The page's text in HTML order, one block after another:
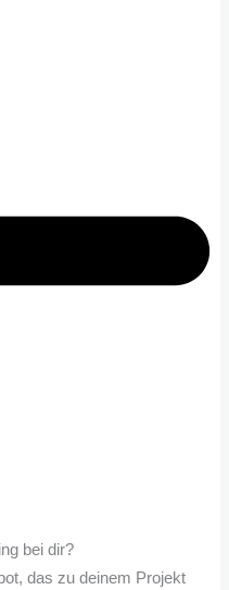
bei dir?
das zu deinem Projekt